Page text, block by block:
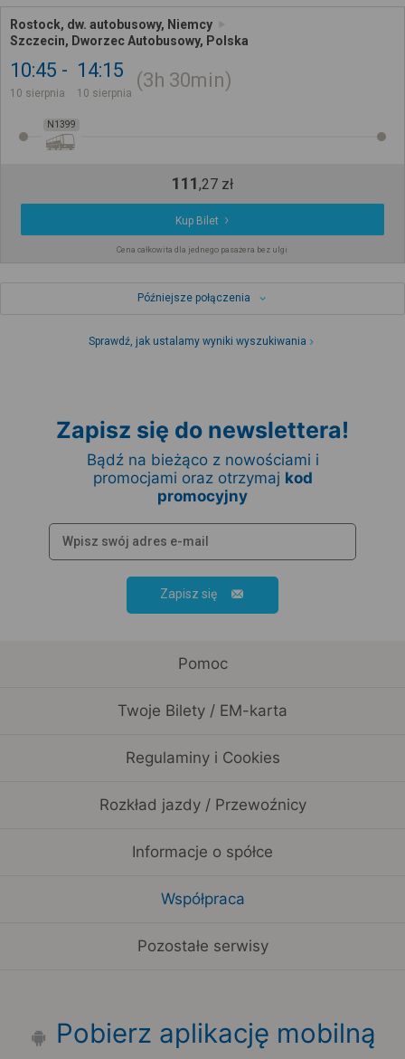
Rostock, dw. autobusowy, Niemcy
Szczecin, Dworzec Autobusowy, Polska
10:45
10 sierpnia
14:15
10 sierpnia
3h 30min
N1399
111,27 zł
Kup Bilet
Cena całkowita dla jednego pasażera bez ulgi
Późniejsze połączenia
Sprawdź, jak ustalamy wyniki wyszukiwania
Zapisz się do newslettera!
Bądź na bieżąco z nowościami i
promocjami oraz otrzymaj kod
promocyjny
Zapisz się
Pomoc
Twoje Bilety / EM-karta
Regulaminy i Cookies
Rozkład jazdy / Przewoźnicy
Informacje o spółce
Współpraca
Pozostałe serwisy
Pobierz aplikację mobilną